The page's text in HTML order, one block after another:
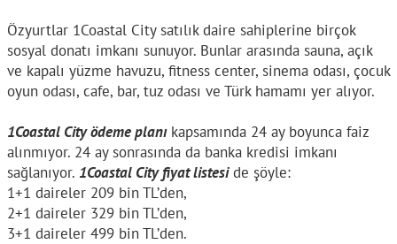
Özyurtlar 1Coastal City satılık daire sahiplerine birçok
sosyal donatı imkanı sunuyor. Bunlar arasında sauna, açık
ve kapalı yüzme havuzu, fitness center, sinema odası, çocuk
oyun odası, cafe, bar, tuz odası ve Türk hamamı yer alıyor.
1Coastal City ödeme planıkapsamında 24 ay boyunca faiz
alınmıyor. 24 ay sonrasında da banka kredisi imkanı
sağlanıyor. 1Coastal City fiyat listeside şöyle:
1+1 daireler 209 bin TL’den,
2+1 daireler 329 bin TL’den,
3+1 daireler 499 bin TL’den.